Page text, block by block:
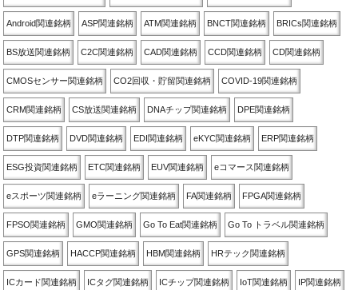
Android関連銘柄 ASP関連銘柄 ATM関連銘柄 BNCT関連銘柄 BRICs関連銘柄
BS放送関連銘柄 C2C関連銘柄 CAD関連銘柄 CCD関連銘柄 CD関連銘柄
CMOSセンサー関連銘柄 CO2回収・貯留関連銘柄 COVID-19関連銘柄
CRM関連銘柄 CS放送関連銘柄 DNAチップ関連銘柄 DPE関連銘柄
DTP関連銘柄 DVD関連銘柄 EDI関連銘柄 eKYC関連銘柄 ERP関連銘柄
ESG投資関連銘柄 ETC関連銘柄 EUV関連銘柄 eコマース関連銘柄
eスポーツ関連銘柄 eラーニング関連銘柄 FA関連銘柄 FPGA関連銘柄
FPSO関連銘柄 GMO関連銘柄 Go To Eat関連銘柄 Go To トラベル関連銘柄
GPS関連銘柄 HACCP関連銘柄 HBM関連銘柄 HRテック関連銘柄
ICカード関連銘柄 ICタグ関連銘柄 ICチップ関連銘柄 IoT関連銘柄 IP関連銘柄